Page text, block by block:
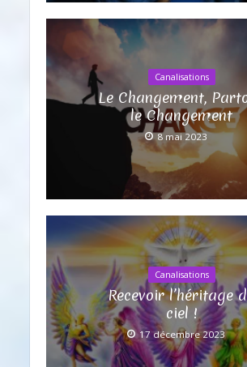
Canalisations
Le Changement,
le Changement
8 mai 2023
Canalisations
Recevoir l’héritage
ciel !
17 décembre 2023